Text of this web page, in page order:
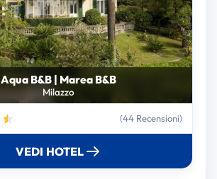
Aqua B&B | Marea B&B
Milazzo
(44 Recensioni)
VEDI HOTEL